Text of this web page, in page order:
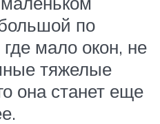
по
мало окон, не
тяжелые
она станет еще